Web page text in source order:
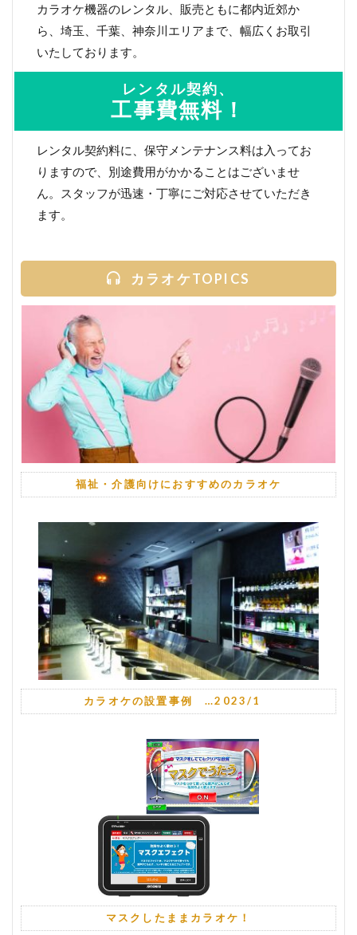
カラオケ機器のレンタル、販売ともに都内近郊か
ら、埼玉、千葉、神奈川エリアまで、幅広くお取引
いたしております。
レンタル契約、
工事費無料！
レンタル契約料に、保守メンテナンス料は入ってお
りますので、別途費用がかかることはございませ
ん。スタッフが迅速・丁寧にご対応させていただき
ます。
カラオケTOPICS
福祉・介護向けにおすすめのカラオケ
カラオケの設置事例 …2023/1
マスクしたままカラオケ！